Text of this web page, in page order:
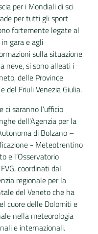
per i Mondiali di sci
per tutti gli sport
fortemente legate al
gara e agli
sulla situazione
neve, si sono alleati i
delle Province
del Friuli Venezia Giulia.
saranno l’ufficio
dell'Agenzia per la
di Bolzano –
- Meteotrentino
e l’Osservatorio
coordinati dal
regionale per la
del Veneto che ha
cuore delle Dolomiti e
nella meteorologia
e internazionali.